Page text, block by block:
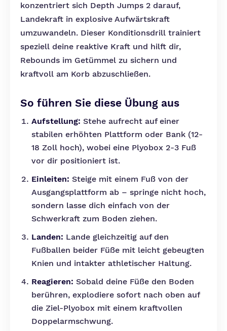
konzentriert sich Depth Jumps 2 darauf,
Landekraft in explosive Aufwärtskraft
umzuwandeln. Dieser Konditionsdrill trainiert
speziell deine reaktive Kraft und hilft dir,
Rebounds im Getümmel zu sichern und
kraftvoll am Korb abzuschließen.
So führen Sie diese Übung aus
Aufstellung: Stehe aufrecht auf einer
stabilen erhöhten Plattform oder Bank (12-
18 Zoll hoch), wobei eine Plyobox 2-3 Fuß
vor dir positioniert ist.
Einleiten: Steige mit einem Fuß von der
Ausgangsplattform ab – springe nicht hoch,
sondern lasse dich einfach von der
Schwerkraft zum Boden ziehen.
Landen: Lande gleichzeitig auf den
Fußballen beider Füße mit leicht gebeugten
Knien und intakter athletischer Haltung.
Reagieren: Sobald deine Füße den Boden
berühren, explodiere sofort nach oben auf
die Ziel-Plyobox mit einem kraftvollen
Doppelarmschwung.